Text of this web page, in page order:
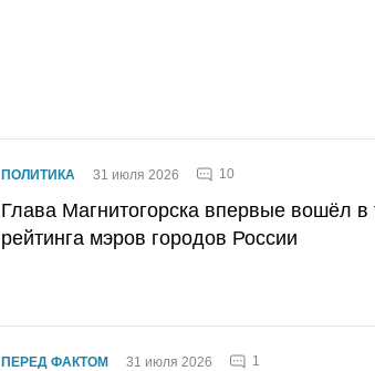
ПОЛИТИКА 31 июля 2026 10
Глава Магнитогорска впервые вошёл в
рейтинга мэров городов России
ПЕРЕД ФАКТОМ 31 июля 2026 1